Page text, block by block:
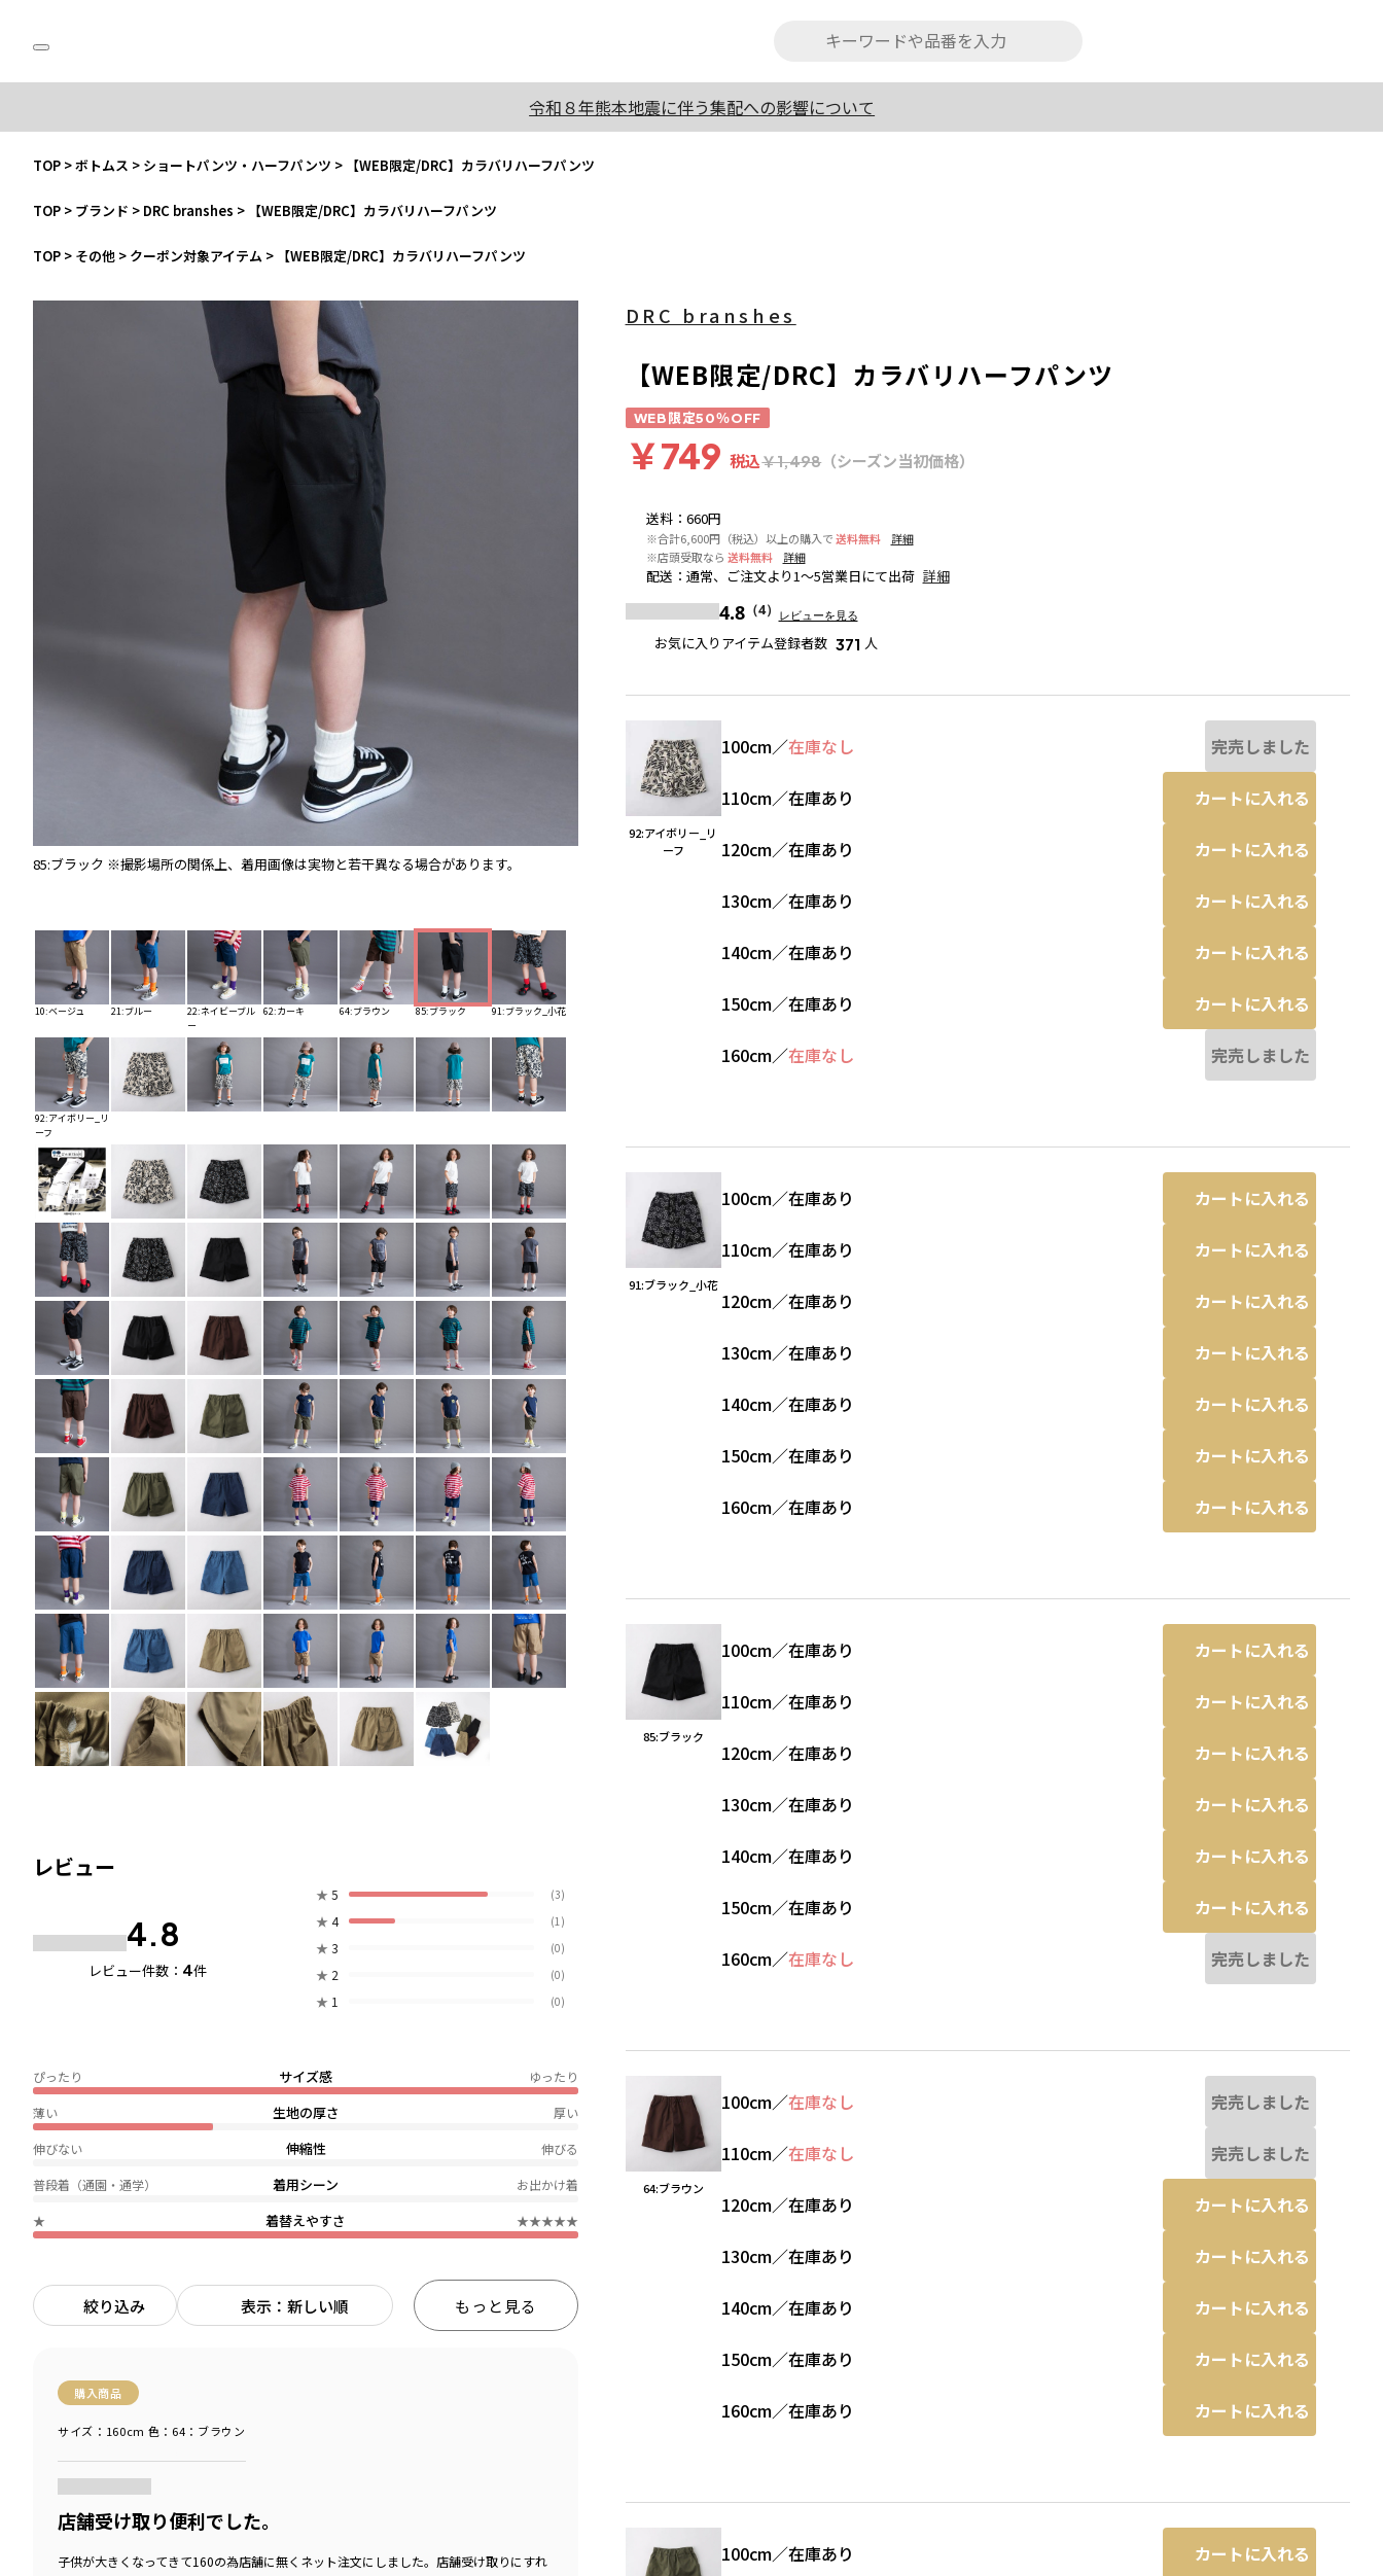
令和８年熊本地震に伴う集配への影響について
TOP >ボトムス > ショートパンツ・ハーフパンツ > 【WEB限定/DRC】カラバリハーフパンツ
TOP > ブランド > DRC branshes > 【WEB限定/DRC】カラバリハーフパンツ
TOP > その他 > クーポン対象アイテム > 【WEB限定/DRC】カラバリハーフパンツ
85:ブラック ※撮影場所の関係上、着用画像は実物と若干異なる場合があります。 ※撮影場所の関係上、着用画像は実物と若干異なる場合があります。 92:アイボリー_リーフ
※撮影場所の関係上
10:ベージュ 21:ブルー
22:ネイビーブル
ー
62:カーキ 64:ブラウン 85:ブラック 91:ブラック_小花
92:アイボリー_リ
ーフ
レビュー
4.8
レビュー件数： 4件
★ 5 (3)
★ 4 (1)
★ 3 (0)
★ 2 (0)
★ 1 (0)
サイズ感
ぴったり ゆったり
生地の厚さ
薄い 厚い
伸縮性
伸びない 伸びる
着用シーン
普段着（通園・通学） お出かけ着
着替えやすさ
★ ★★★★★
絞り込み 表示：新しい順 もっと見る
購入商品
サイズ：160cm 色：64：ブラウン
店舗受け取り便利でした。
子供が大きくなってきて160の為店舗に無くネット注文にしました。店舗受け取りにすれ
送料： 660円
※合計6,600円（税込）以上の購入で送料無料
詳細
※店頭受取なら 送料無料 詳細
配送 ： 通常、ご注文より1～5営業日にて出荷 詳細
4.8（4） レビューを見る
お気に入りアイテム登録者数 371 人
DRC branshes
【WEB限定/DRC】カラバリハーフパンツ
WEB限定50％OFF
￥749 税込￥1,498（シーズン当初価格）
92:アイボリー_リ
ーフ
100cm／在庫なし 完売しました
110cm／在庫あり カートに入れる
120cm／在庫あり カートに入れる
130cm／在庫あり カートに入れる
140cm／在庫あり カートに入れる
150cm／在庫あり カートに入れる
160cm／在庫なし 完売しました
91:ブラック_小花
100cm／在庫あり カートに入れる
110cm／在庫あり カートに入れる
120cm／在庫あり カートに入れる
130cm／在庫あり カートに入れる
140cm／在庫あり カートに入れる
150cm／在庫あり カートに入れる
160cm／在庫あり カートに入れる
85:ブラック
100cm／在庫あり カートに入れる
110cm／在庫あり カートに入れる
120cm／在庫あり カートに入れる
130cm／在庫あり カートに入れる
140cm／在庫あり カートに入れる
150cm／在庫あり カートに入れる
160cm／在庫なし 完売しました
64:ブラウン
100cm／在庫なし 完売しました
110cm／在庫なし 完売しました
120cm／在庫あり カートに入れる
130cm／在庫あり カートに入れる
140cm／在庫あり カートに入れる
150cm／在庫あり カートに入れる
160cm／在庫あり カートに入れる
100cm／在庫あり カートに入れる